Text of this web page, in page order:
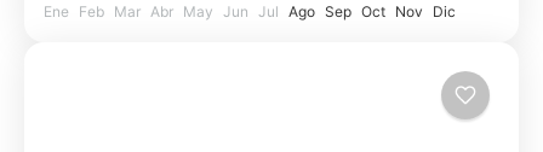
1 Person
Ene Feb Mar Abr May Jun Jul Ago Sep Oct Nov Dic